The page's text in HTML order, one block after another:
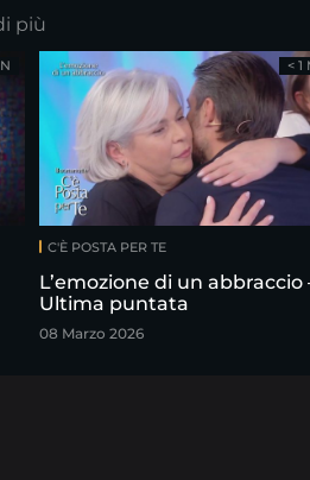
più
C'È POSTA PER TE
L’emozione di un abbraccio
Ultima puntata
08 Marzo 2026
< 1